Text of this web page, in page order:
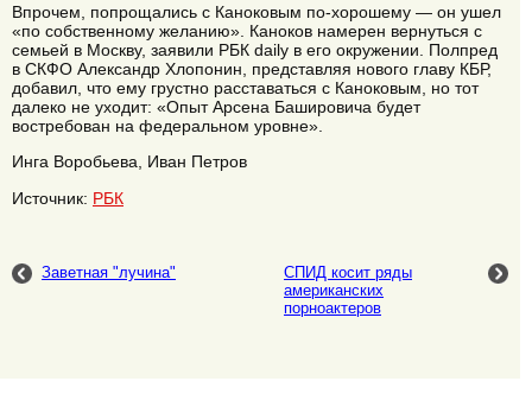
Впрочем, попрощались с Каноковым по-хорошему — он ушел
«по собственному желанию». Каноков намерен вернуться с
семьей в Москву, заявили РБК daily в его окружении. Полпред
в СКФО Александр Хлопонин, представляя нового главу КБР,
добавил, что ему грустно расставаться с Каноковым, но тот
далеко не уходит: «Опыт Арсена Башировича будет
востребован на федеральном уровне».
Инга Воробьева, Иван Петров
Источник: РБК
Заветная "лучина"
СПИД косит ряды
американских
порноактеров